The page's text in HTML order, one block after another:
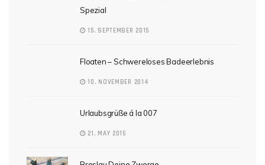
Spezial
15. SEPTEMBER 2015
Floaten – Schwereloses Badeerlebnis
10. NOVEMBER 2014
Urlaubsgrüße á la 007
21. MAY 2015